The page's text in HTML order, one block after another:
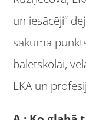
un iesācēji”
sākuma
baletskolai,
LKA un